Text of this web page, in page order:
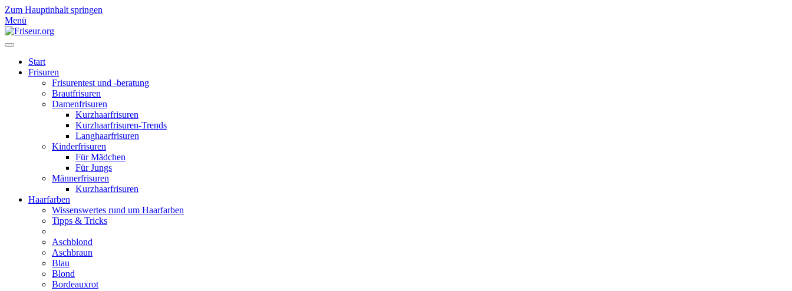
Zum Hauptinhalt springen
Menü
Start
Frisuren
Frisurentest und -beratung
Brautfrisuren
Damenfrisuren
Kurzhaarfrisuren
Kurzhaarfrisuren-Trends
Langhaarfrisuren
Kinderfrisuren
Für Mädchen
Für Jungs
Männerfrisuren
Kurzhaarfrisuren
Haarfarben
Wissenswertes rund um Haarfarben
Tipps & Tricks
Aschblond
Aschbraun
Blau
Blond
Bordeauxrot